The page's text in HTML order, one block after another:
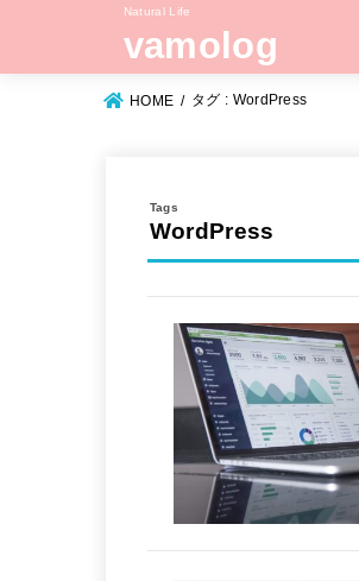
Natural Life
vamolog
HOME タグ : WordPress
WordPress